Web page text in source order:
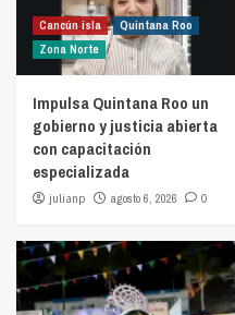
Cancún isla
Quintana Roo
Zona Norte
Impulsa Quintana Roo un
gobierno y justicia abierta
con capacitación
especializada
julianp agosto 6, 2026 0